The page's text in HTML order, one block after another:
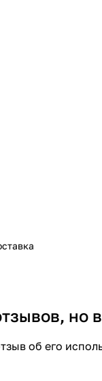
об его